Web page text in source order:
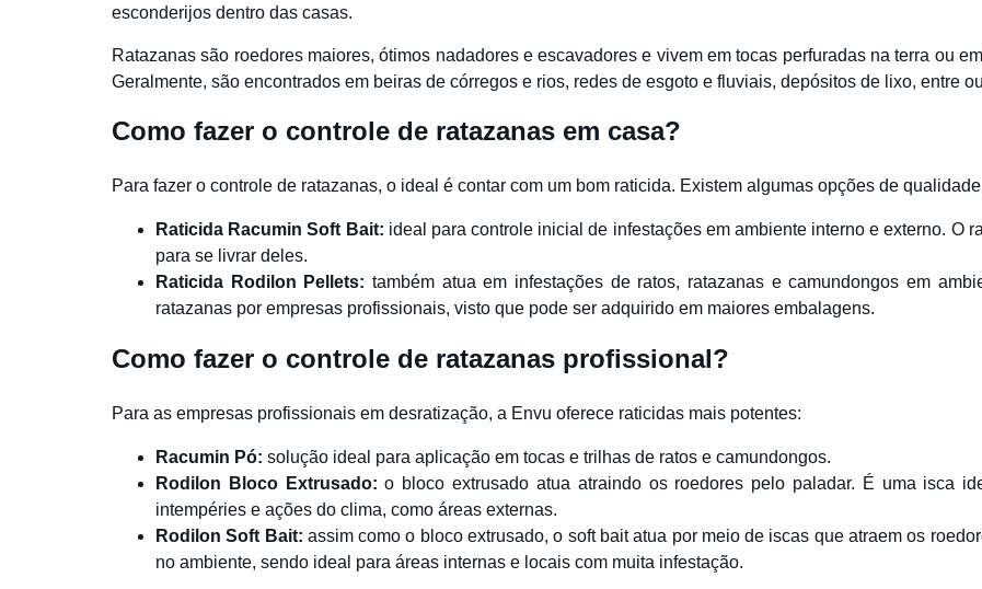
esconderijos dentro das casas.
Ratazanas são roedores maiores, ótimos nadadores e escavadores e vivem em tocas perfuradas na terra ou
Geralmente, são encontrados em beiras de córregos e rios, redes de esgoto e fluviais, depósitos de lixo, entre
Como fazer o controle de ratazanas em casa?
Para fazer o controle de ratazanas, o ideal é contar com um bom raticida. Existem algumas opções de
Raticida Racumin Soft Bait: ideal para controle inicial de infestações em ambiente interno e externo. O
para se livrar deles.
Raticida Rodilon Pellets: também atua em infestações de ratos, ratazanas e camundongos em
ratazanas por empresas profissionais, visto que pode ser adquirido em maiores embalagens.
Como fazer o controle de ratazanas profissional?
Para as empresas profissionais em desratização, a Envu oferece raticidas mais potentes:
Racumin Pó: solução ideal para aplicação em tocas e trilhas de ratos e camundongos.
Rodilon Bloco Extrusado: o bloco extrusado atua atraindo os roedores pelo paladar. É uma isca
intempéries e ações do clima, como áreas externas.
Rodilon Soft Bait: assim como o bloco extrusado, o soft bait atua por meio de iscas que atraem os
no ambiente, sendo ideal para áreas internas e locais com muita infestação.